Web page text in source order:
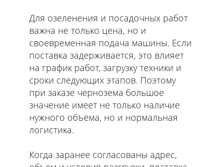
Для озеленения и посадочных работ
важна не только цена, но и
своевременная подача машины. Если
поставка задерживается, это влияет
на график работ, загрузку техники и
сроки следующих этапов. Поэтому
при заказе чернозема большое
значение имеет не только наличие
нужного объема, но и нормальная
логистика.
Когда заранее согласованы адрес,